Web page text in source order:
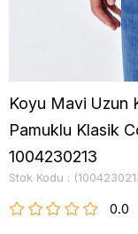
Koyu Mavi Uzun
Pamuklu Klasik
1004230213
Stok Kodu
0.0